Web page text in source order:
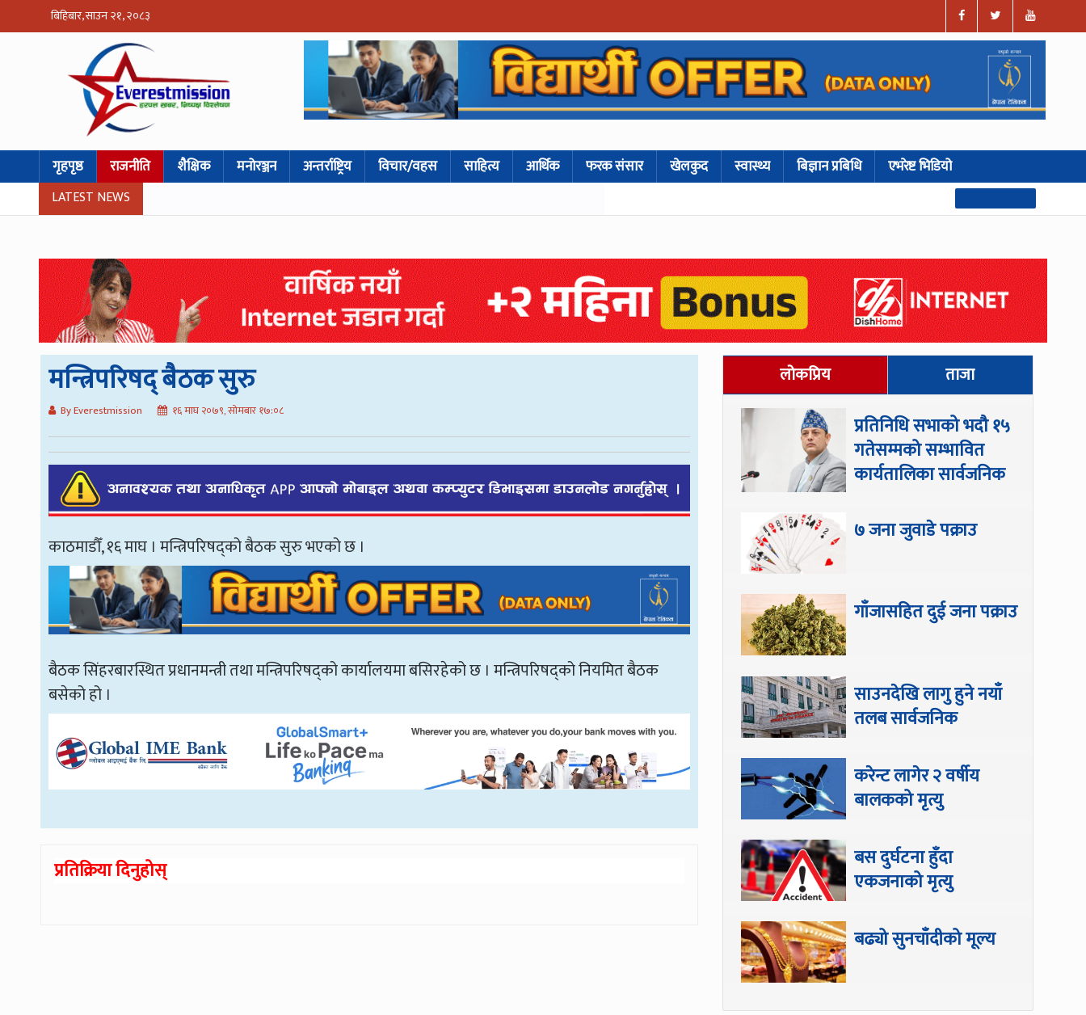
बिहिबार, साउन २१, २०८३
गृहपृष्ठ राजनीति शैक्षिक मनोरञ्जन अन्तर्राष्ट्रिय विचार/वहस साहित्य आर्थिक फरक संसार खेलकुद स्वास्थ्य बिज्ञान प्रबिधि एभरेष्ट भिडियो
LATEST NEWS
मन्त्रिपरिषद् बैठक सुरु
By Everestmission १६ माघ २०७९, सोमबार १७:०८
काठमाडौँ, १६ माघ । मन्त्रिपरिषद्को बैठक सुरु भएको छ ।
बैठक सिंहरबारस्थित प्रधानमन्त्री तथा मन्त्रिपरिषद्को कार्यालयमा बसिरहेको छ । मन्त्रिपरिषद्को नियमित बैठक
बसेको हो ।
प्रतिक्रिया दिनुहोस्
लोकप्रिय ताजा
प्रतिनिधि सभाको भदौ १५
गतेसम्मको सम्भावित
कार्यतालिका सार्वजनिक
७ जना जुवाडे पक्राउ
गाँजासहित दुई जना पक्राउ
साउनदेखि लागु हुने नयाँ
तलब सार्वजनिक
करेन्ट लागेर २ वर्षीय
बालकको मृत्यु
बस दुर्घटना हुँदा
एकजनाको मृत्यु
बढ्यो सुनचाँदीको मूल्य